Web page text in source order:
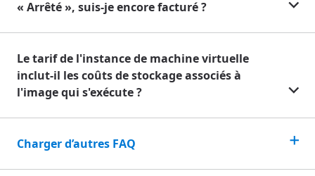
« Arrêté », suis-je encore facturé ?
Le tarif de l'instance de machine virtuelle
inclut-il les coûts de stockage associés à
l'image qui s'exécute ?
Charger d’autres FAQ